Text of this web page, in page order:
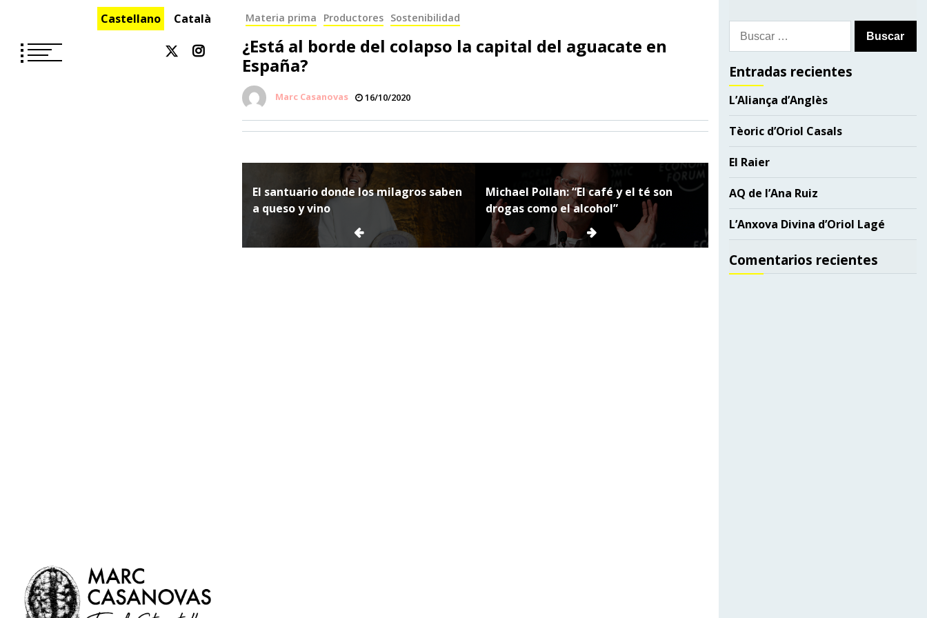
contenido
Castellano Català Materia prima Productores Sostenibilidad
¿Está al borde del colapso la capital del aguacate en
España?
Marc Casanovas 16/10/2020
Navegación
de
El santuario donde los milagros saben
a queso y vino
Michael Pollan: “El café y el té son
drogas como el alcohol”
Buscar:
Entradas recientes
L’Aliança d’Anglès
Tèoric d’Oriol Casals
El Raier
AQ de l’Ana Ruiz
L’Anxova Divina d’Oriol Lagé
Comentarios recientes